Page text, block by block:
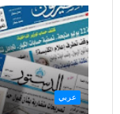
عربي